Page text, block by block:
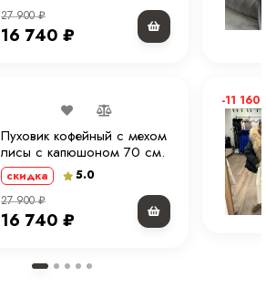
27 900₽
16 740 ₽
Пуховик кофейный с мехом
лисы с капюшоном 70 см.
ХМ
скидка
5.0
27 900₽
16 740 ₽
-11 160